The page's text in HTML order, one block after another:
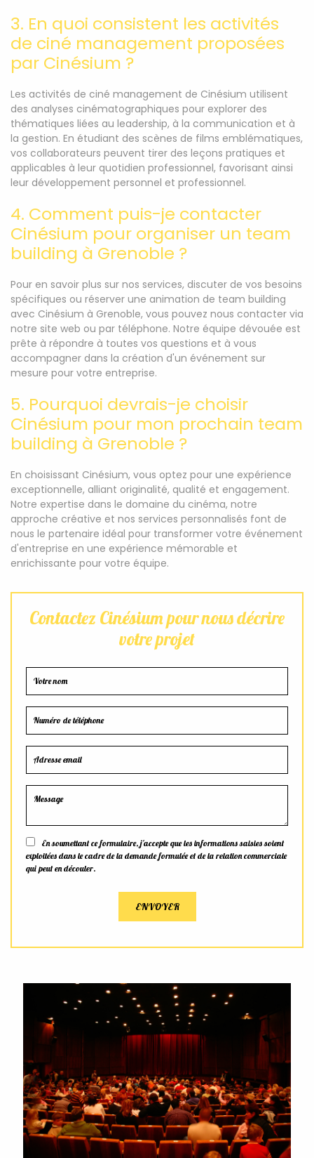
3. En quoi consistent les activités
de ciné management proposées
par Cinésium ?
Les activités de ciné management de Cinésium utilisent
des analyses cinématographiques pour explorer des
thématiques liées au leadership, à la communication et à
la gestion. En étudiant des scènes de films emblématiques,
vos collaborateurs peuvent tirer des leçons pratiques et
applicables à leur quotidien professionnel, favorisant ainsi
leur développement personnel et professionnel.
4. Comment puis-je contacter
Cinésium pour organiser un team
building à Grenoble ?
Pour en savoir plus sur nos services, discuter de vos besoins
spécifiques ou réserver une animation de team building
avec Cinésium à Grenoble, vous pouvez nous contacter via
notre site web ou par téléphone. Notre équipe dévouée est
prête à répondre à toutes vos questions et à vous
accompagner dans la création d'un événement sur
mesure pour votre entreprise.
5. Pourquoi devrais-je choisir
Cinésium pour mon prochain team
building à Grenoble ?
En choisissant Cinésium, vous optez pour une expérience
exceptionnelle, alliant originalité, qualité et engagement.
Notre expertise dans le domaine du cinéma, notre
approche créative et nos services personnalisés font de
nous le partenaire idéal pour transformer votre événement
d'entreprise en une expérience mémorable et
enrichissante pour votre équipe.
Contactez Cinésium pour nous décrire
votre projet
En soumettant ce formulaire, j'accepte que les informations saisies soient
exploitées dans le cadre de la demande formulée et de la relation commerciale
qui peut en découler.